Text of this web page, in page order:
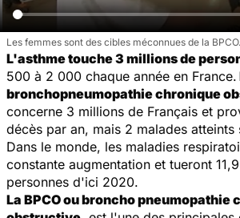
Les femmes sont des cibles méconnues de la
L'asthme touche 3 millions de
500 à 2 000 chaque année en France.
bronchopneumopathie chronique
concerne 3 millions de Français et
décès par an, mais 2 malades
Dans le monde, les maladies
constante augmentation et tueront
personnes d'ici 2020.
La BPCO ou broncho pneumopathie